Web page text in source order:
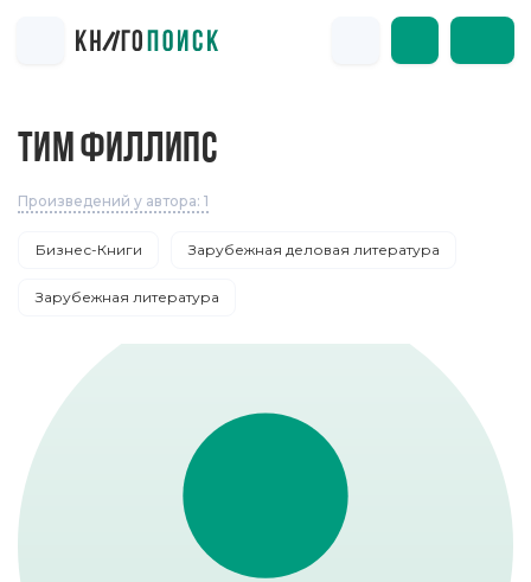
ТИМ ФИЛЛИПС
Произведений у автора: 1
Бизнес-Книги Зарубежная деловая литература
Зарубежная литература